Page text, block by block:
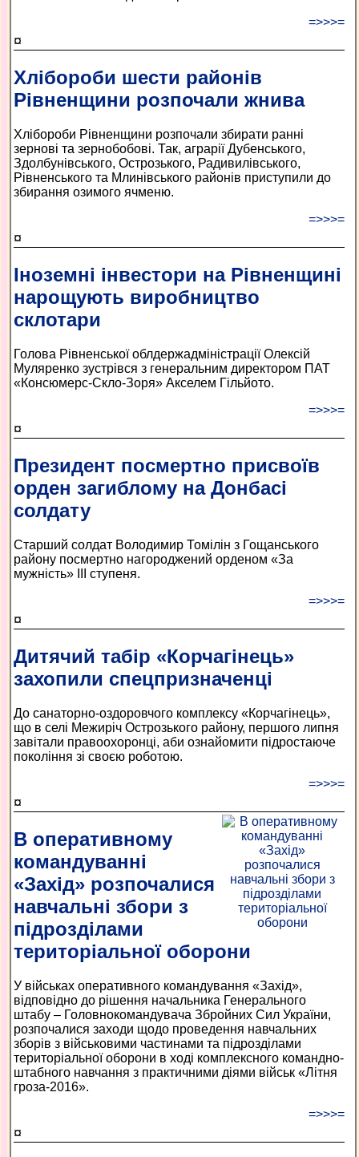
=>>>=
¤
Хлібороби шести районів
Рівненщини розпочали жнива
Хлібороби Рівненщини розпочали збирати ранні
зернові та зернобобові. Так, аграрії Дубенського,
Здолбунівського, Острозького, Радивилівського,
Рівненського та Млинівського районів приступили до
збирання озимого ячменю.
=>>>=
¤
Іноземні інвестори на Рівненщині
нарощують виробництво
склотари
Голова Рівненської облдержадміністрації Олексій
Муляренко зустрівся з генеральним директором ПАТ
«Консюмерс-Скло-Зоря» Акселем Гільйото.
=>>>=
¤
Президент посмертно присвоїв
орден загиблому на Донбасі
солдату
Старший солдат Володимир Томілін з Гощанського
району посмертно нагороджений орденом «За
мужність» III ступеня.
=>>>=
¤
Дитячий табір «Корчагінець»
захопили спецпризначенці
До санаторно-оздоровчого комплексу «Корчагінець»,
що в селі Межиріч Острозького району, першого липня
завітали правоохоронці, аби ознайомити підростаюче
покоління зі своєю роботою.
=>>>=
¤
В оперативному
командуванні
«Захід» розпочалися
навчальні збори з
підрозділами
територіальної оборони
У військах оперативного командування «Захід»,
відповідно до рішення начальника Генерального
штабу – Головнокомандувача Збройних Сил України,
розпочалися заходи щодо проведення навчальних
зборів з військовими частинами та підрозділами
територіальної оборони в ході комплексного командно-
штабного навчання з практичними діями військ «Літня
гроза-2016».
=>>>=
¤